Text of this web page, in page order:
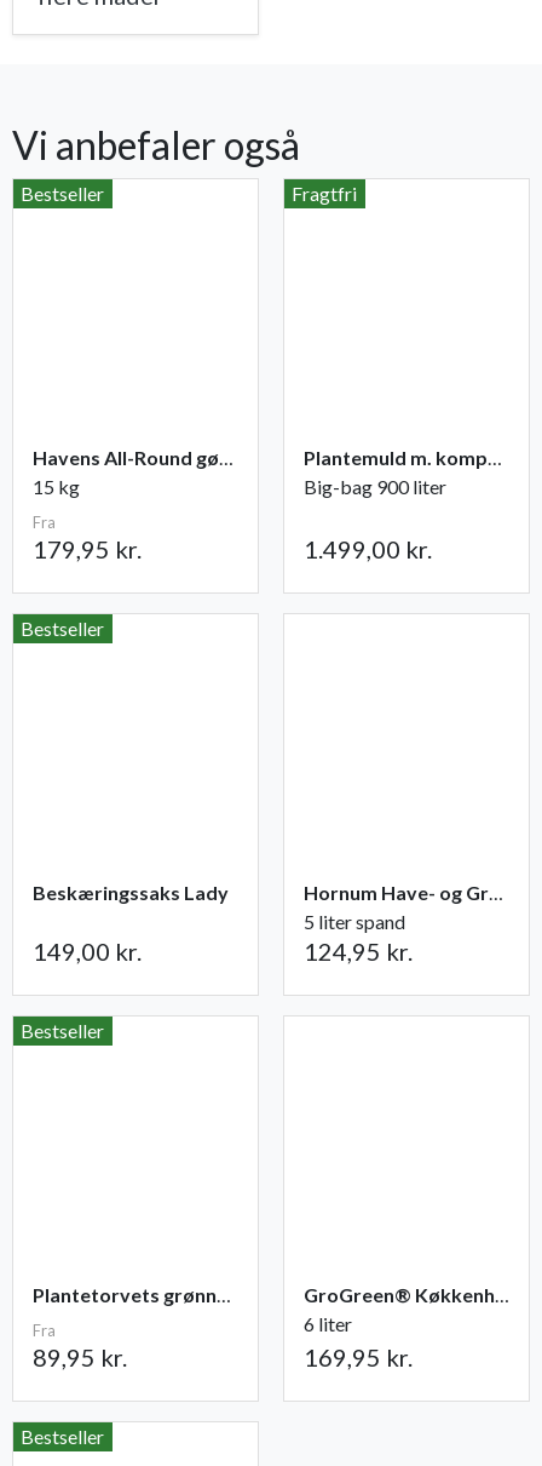
Vi anbefaler også
Bestseller
Havens All-Round gødning NPK 12-2-10
15 kg
Fra
179,95 kr.
Fragtfri
Plantemuld m. kompost fra Champost
Big-bag 900 liter
1.499,00 kr.
Bestseller
Beskæringssaks Lady
149,00 kr.
Hornum Have- og Grøntsagsgødning NPK 9-2-5
5 liter spand
124,95 kr.
Bestseller
Plantetorvets grønne vandingspose 75 liter
Fra
89,95 kr.
GroGreen® Køkkenhave NPK 6-2-6 + 2% Mg
6 liter
169,95 kr.
Bestseller